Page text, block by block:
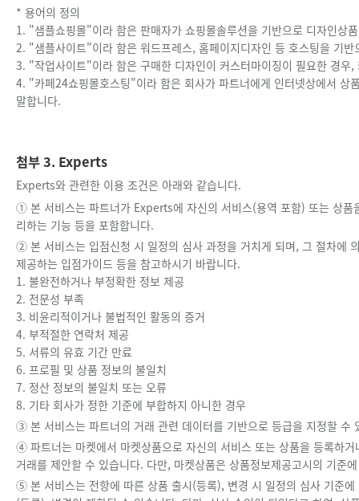
* 용어의 정의
1. "샘플쇼핑몰"이라 함은 판매자가 쇼핑몰솔루션을 기반으로 디자인상
2. "샘플사이트"이라 함은 워드프레스, 홈페이지디자인 등 호스팅을 기
3. "작업사이트"이라 함은 구매한 디자인이 커스터마이징이 필요한 경우
4. "카페24쇼핑몰호스팅"이라 함은 회사가 파트너에게 인터넷상에서 상
말합니다.
첨부 3. Experts
Experts와 관련한 이용 조건은 아래와 같습니다.
① 본 서비스는 파트너가 Experts에 자신의 서비스(용역 포함) 또는 상품
리하는 기능 등을 포함합니다.
② 본 서비스는 입점신청 시 일정의 심사 과정을 거치게 되며, 그 절차에
제공하는 입점가이드 등을 참고하시기 바랍니다.
1. 불완전하거나 부정확한 정보 제공
2. 전문성 부족
3. 비윤리적이거나 불법적인 활동의 증거
4. 부적절한 연락처 제공
5. 서류의 유효 기간 만료
6. 프로필 및 상품 정보의 불일치
7. 정산 정보의 불일치 또는 오류
8. 기타 회사가 정한 기준에 부합하지 아니한 경우
③ 본 서비스는 파트너의 거래 관련 데이터를 기반으로 등급을 지정할
④ 파트너는 마켓에서 마켓상품으로 자신의 서비스 또는 상품을 등록하
거래를 제안할 수 있습니다. 다만, 마켓상품은 상품정보제공고시의 기준
⑤ 본 서비스는 전항에 따른 상품 출시(등록), 변경 시 일정의 심사 기준